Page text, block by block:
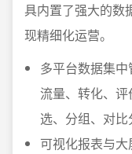
具内置了强大的数
现精细化运营。
多平台数据集中
流量、转化、
选、分组、对比
可视化报表与